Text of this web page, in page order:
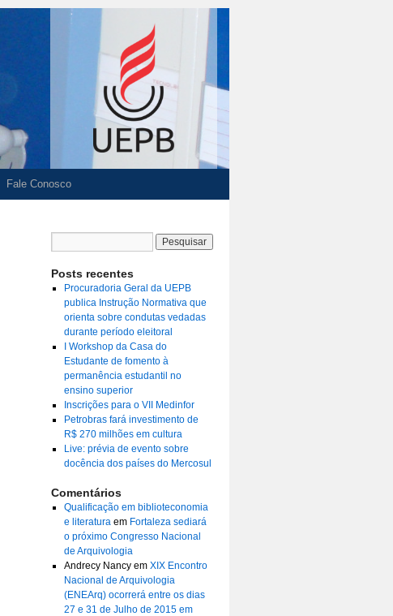
Fale Conosco
Posts recentes
Procuradoria Geral da UEPB
publica Instrução Normativa que
orienta sobre condutas vedadas
durante período eleitoral
I Workshop da Casa do
Estudante de fomento à
permanência estudantil no
ensino superior
Inscrições para o VII Medinfor
Petrobras fará investimento de
R$ 270 milhões em cultura
Live: prévia de evento sobre
docência dos países do Mercosul
Comentários
Qualificação em biblioteconomia
e literaturaem Fortaleza sediará
o próximo Congresso Nacional
de Arquivologia
Andrecy Nancyem XIX Encontro
Nacional de Arquivologia
(ENEArq) ocorrerá entre os dias
27 e 31 de Julho de 2015 em